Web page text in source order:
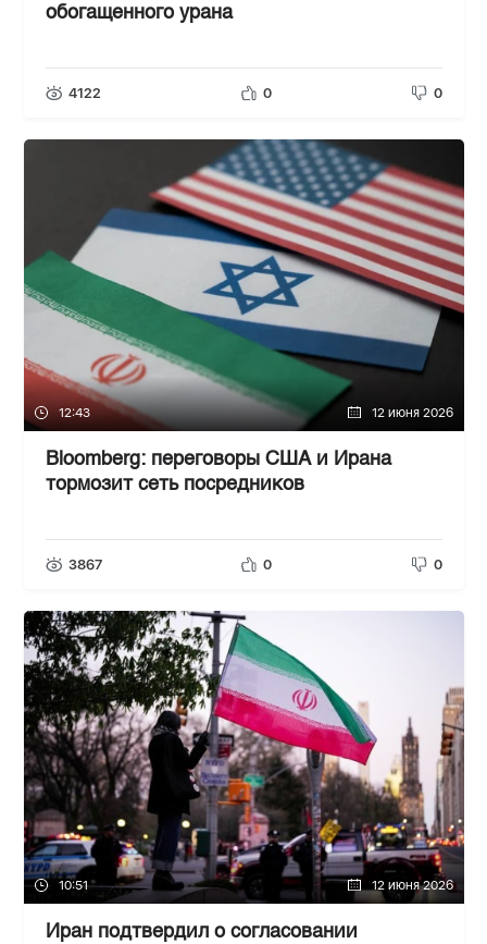
обогащенного урана
4122 0 0
12:43 12 июня 2026
Bloomberg: переговоры США и Ирана
тормозит сеть посредников
3867 0 0
10:51 12 июня 2026
Иран подтвердил о согласовании